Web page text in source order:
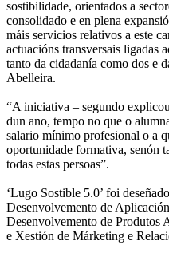
sostibilidade, orientados a
consolidado e en plena
máis servicios relativos a este
actuacións transversais ligadas
tanto da cidadanía como dos e
Abelleira.
“A iniciativa – segundo
dun ano, tempo no que o
salario mínimo profesional o a
oportunidade formativa, senón
todas estas persoas”.
‘Lugo Sostible 5.0’ foi
Desenvolvemento de
Desenvolvemento de Produtos
e Xestión de Márketing e